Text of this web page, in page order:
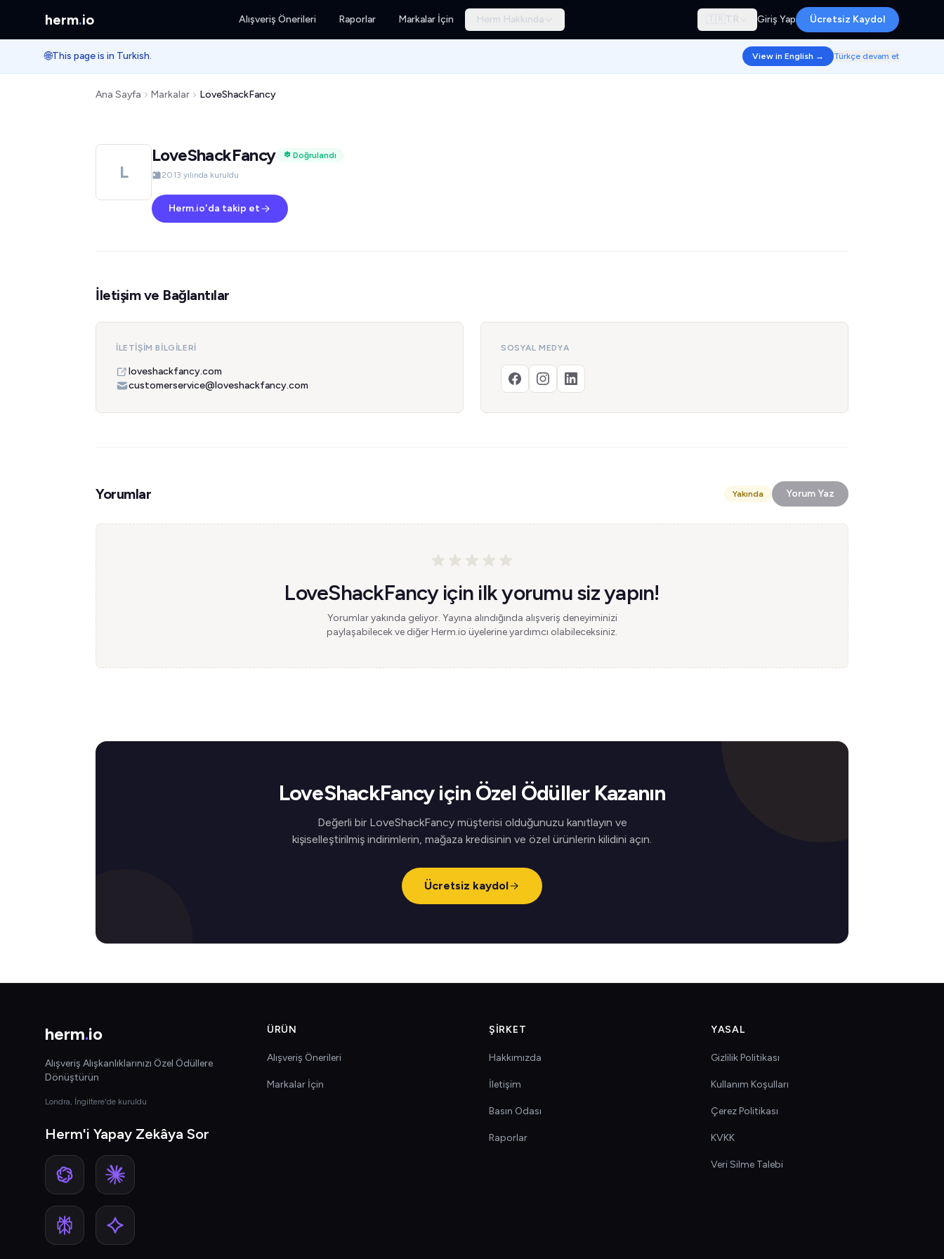
herm.io Alışveriş Önerileri Raporlar Markalar İçin Herm Hakkında 🇹🇷 TR Giriş Yap Ücretsiz Kaydol
🌐This page is in Turkish. View in English → Türkçe devam et
Ana Sayfa Markalar LoveShackFancy
L
LoveShackFancy
Doğrulandı
2013 yılında kuruldu
Herm.io'da takip et
İletişim ve Bağlantılar
İLETIŞIM BILGILERI
loveshackfancy.com
customerservice@loveshackfancy.com
SOSYAL MEDYA
Yorumlar Yakında Yorum Yaz
LoveShackFancy için ilk yorumu siz yapın!
Yorumlar yakında geliyor. Yayına alındığında alışveriş deneyiminizi
paylaşabilecek ve diğer Herm.io üyelerine yardımcı olabileceksiniz.
LoveShackFancy için Özel Ödüller Kazanın
Değerli bir LoveShackFancy müşterisi olduğunuzu kanıtlayın ve
kişiselleştirilmiş indirimlerin, mağaza kredisinin ve özel ürünlerin kilidini açın.
Ücretsiz kaydol
herm.io
Alışveriş Alışkanlıklarınızı Özel Ödüllere
Dönüştürün
Londra, İngiltere'de kuruldu
Herm'i Yapay Zekâya Sor
ÜRÜN
Alışveriş Önerileri
Markalar İçin
ŞIRKET
Hakkımızda
İletişim
Basın Odası
Raporlar
YASAL
Gizlilik Politikası
Kullanım Koşulları
Çerez Politikası
KVKK
Veri Silme Talebi